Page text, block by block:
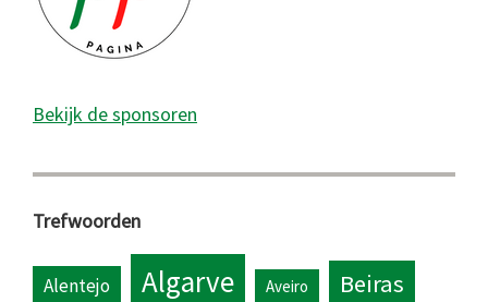
Bekijk de sponsoren
Trefwoorden
Alentejo Algarve Aveiro Beiras